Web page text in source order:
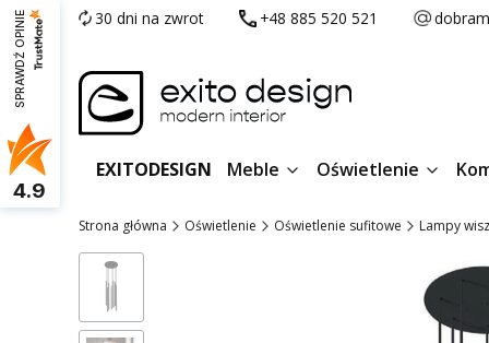
30 dni na zwrot +48 885 520 521
EXITODESIGN Meble Oświetlenie
Strona główna Oświetlenie Oświetlenie sufitowe Lampy
SPRAWDŹ OPINIE
4.9